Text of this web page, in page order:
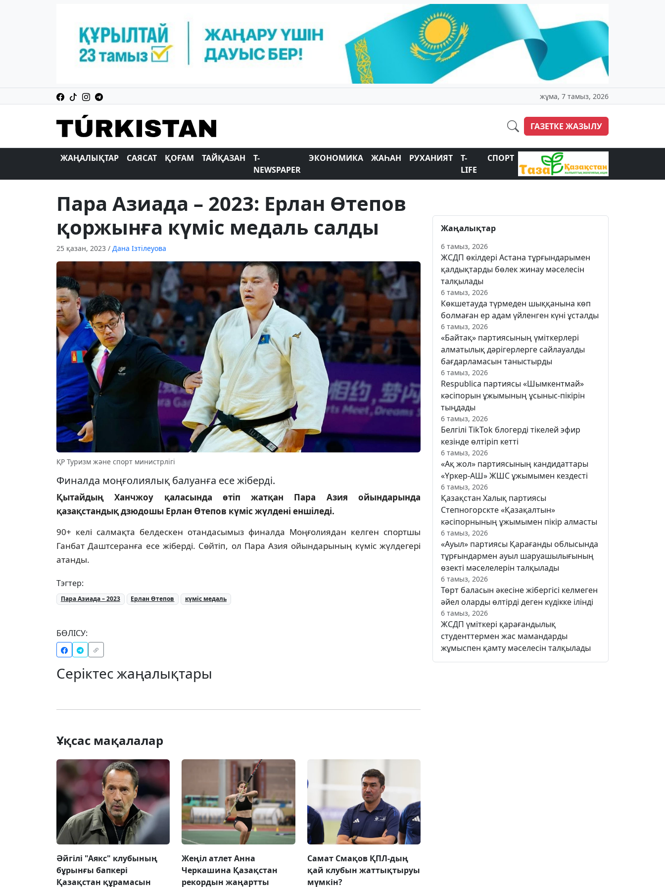
жұма, 7 тамыз, 2026
ГАЗЕТКЕ ЖАЗЫЛУ
ЖАҢАЛЫҚТАР САЯСАТ ҚОҒАМ ТАЙҚАЗАН
T-
NEWSPAPER
ЭКОНОМИКА ЖАҺАН РУХАНИЯТ
T-
LIFE
СПОРТ
Пара Азиада – 2023: Ерлан Өтепов
қоржынға күміс медаль салды
25 қазан, 2023 / Дана Ізтілеуова
ҚР Туризм және спорт министрлігі
Финалда моңғолиялық балуанға есе жіберді.
Қытайдың Ханчжоу қаласында өтіп жатқан Пара Азия ойындарында
қазақстандық дзюдошы Ерлан Өтепов күміс жүлдені еншіледі.
90+ келі салмақта белдескен отандасымыз финалда Моңғолиядан келген спортшы
Ганбат Даштсеранға есе жіберді. Сөйтіп, ол Пара Азия ойындарының күміс жүлдегері
атанды.
Тэгтер:
Пара Азиада – 2023 Ерлан Өтепов күміс медаль
БӨЛІСУ:
Серіктес жаңалықтары
Ұқсас мақалалар
Әйгілі "Аякс" клубының
бұрынғы бапкері
Қазақстан құрамасын
Жеңіл атлет Анна
Черкашина Қазақстан
рекордын жаңартты
Самат Смақов ҚПЛ-дың
қай клубын жаттықтыруы
мүмкін?
Жаңалықтар
6 тамыз, 2026
ЖСДП өкілдері Астана тұрғындарымен
қалдықтарды бөлек жинау мәселесін
талқылады
6 тамыз, 2026
Көкшетауда түрмеден шыққанына көп
болмаған ер адам үйленген күні ұсталды
6 тамыз, 2026
«Байтақ» партиясының үміткерлері
алматылық дәрігерлерге сайлауалды
бағдарламасын таныстырды
6 тамыз, 2026
Respublica партиясы «Шымкентмай»
кәсіпорын ұжымының ұсыныс-пікірін
тыңдады
6 тамыз, 2026
Белгілі TikTok блогерді тікелей эфир
кезінде өлтіріп кетті
6 тамыз, 2026
«Ақ жол» партиясының кандидаттары
«Үркер-АШ» ЖШС ұжымымен кездесті
6 тамыз, 2026
Қазақстан Халық партиясы
Степногорскте «Қазақалтын»
кәсіпорнының ұжымымен пікір алмасты
6 тамыз, 2026
«Ауыл» партиясы Қарағанды облысында
тұрғындармен ауыл шаруашылығының
өзекті мәселелерін талқылады
6 тамыз, 2026
Төрт баласын әкесіне жібергісі келмеген
әйел оларды өлтірді деген күдікке ілінді
6 тамыз, 2026
ЖСДП үміткері қарағандылық
студенттермен жас мамандарды
жұмыспен қамту мәселесін талқылады